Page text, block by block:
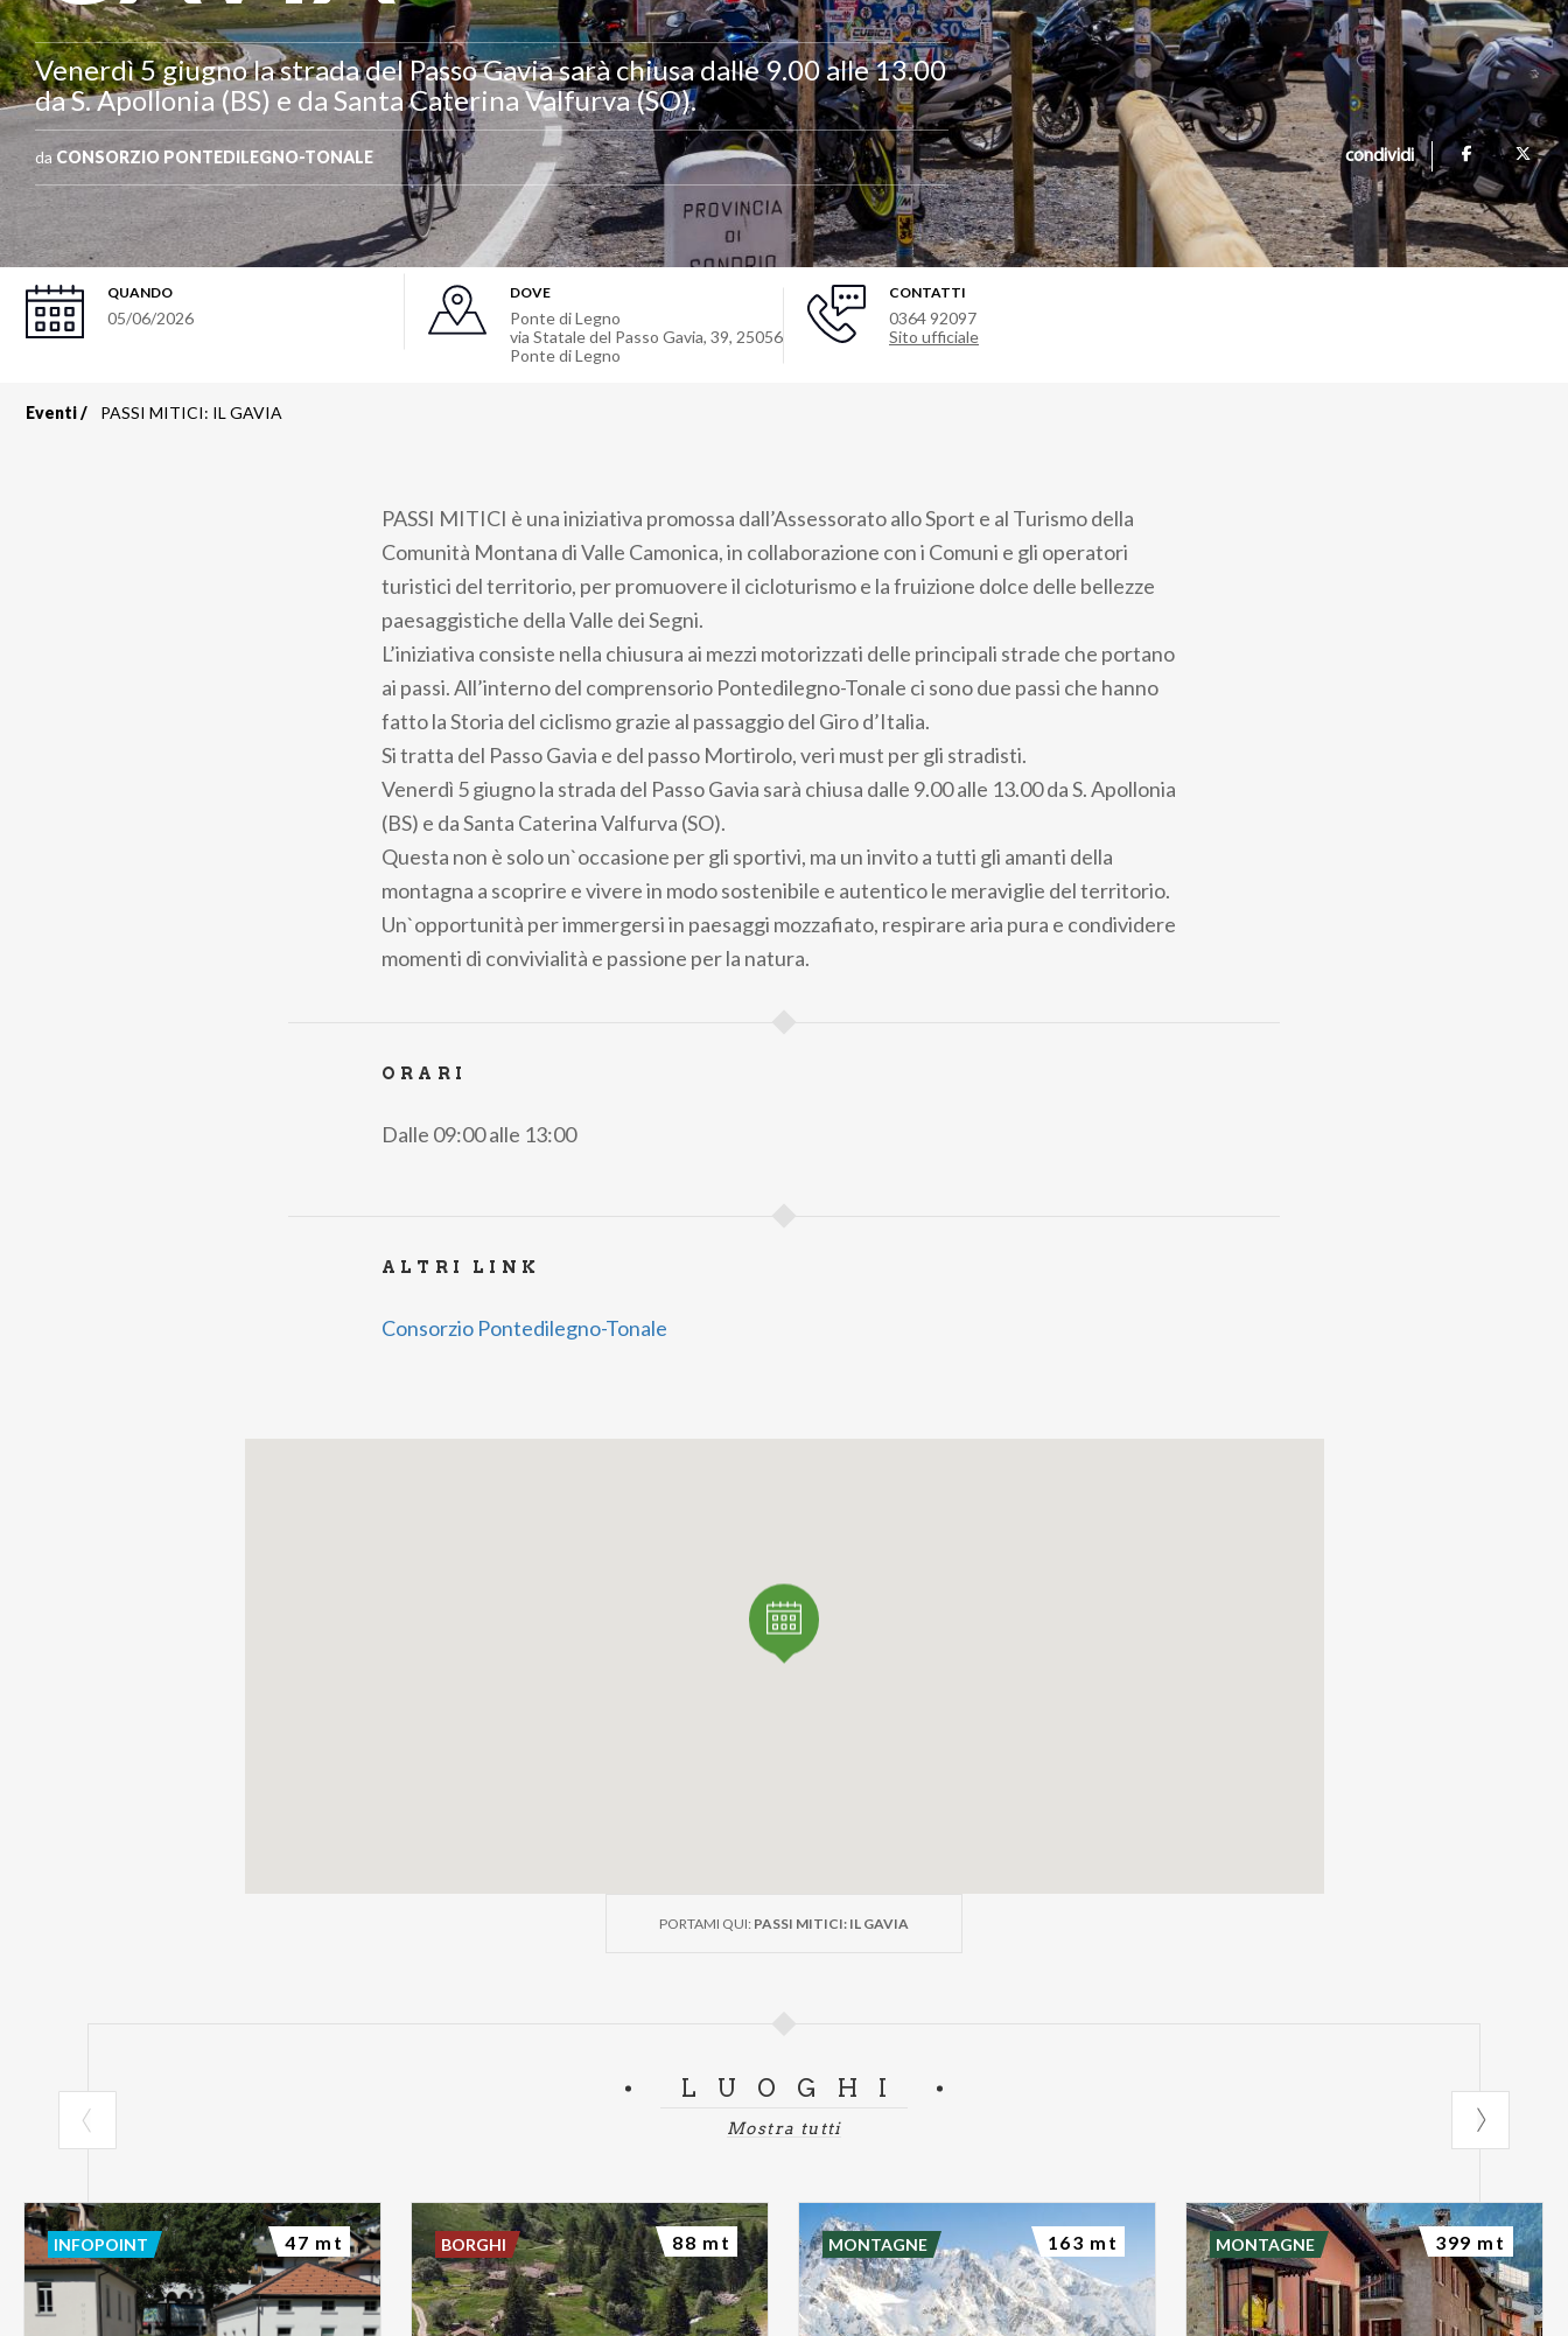
Venerdì 5 giugno la strada del Passo Gavia sarà chiusa dalle 9.00 alle 13.00
da S. Apollonia (BS) e da Santa Caterina Valfurva (SO).
da CONSORZIO PONTEDILEGNO-TONALE condividi
QUANDO
05/06/2026
DOVE
Ponte di Legno
via Statale del Passo Gavia, 39, 25056
Ponte di Legno
CONTATTI
0364 92097
Sito ufficiale
Eventi PASSI MITICI: IL GAVIA
PASSI MITICI è una iniziativa promossa dall’Assessorato allo Sport e al Turismo della
Comunità Montana di Valle Camonica, in collaborazione con i Comuni e gli operatori
turistici del territorio, per promuovere il cicloturismo e la fruizione dolce delle bellezze
paesaggistiche della Valle dei Segni.
L’iniziativa consiste nella chiusura ai mezzi motorizzati delle principali strade che portano
ai passi. All’interno del comprensorio Pontedilegno-Tonale ci sono due passi che hanno
fatto la Storia del ciclismo grazie al passaggio del Giro d’Italia.
Si tratta del Passo Gavia e del passo Mortirolo, veri must per gli stradisti.
Venerdì 5 giugno la strada del Passo Gavia sarà chiusa dalle 9.00 alle 13.00 da S. Apollonia
(BS) e da Santa Caterina Valfurva (SO).
Questa non è solo un`occasione per gli sportivi, ma un invito a tutti gli amanti della
montagna a scoprire e vivere in modo sostenibile e autentico le meraviglie del territorio.
Un`opportunità per immergersi in paesaggi mozzafiato, respirare aria pura e condividere
momenti di convivialità e passione per la natura.
ORARI
Dalle 09:00 alle 13:00
ALTRI LINK
Consorzio Pontedilegno-Tonale
PORTAMI QUI: PASSI MITICI: IL GAVIA
LUOGHI
Mostra tutti
INFOPOINT 47 mt BORGHI 88 mt MONTAGNE 163 mt MONTAGNE 399 mt